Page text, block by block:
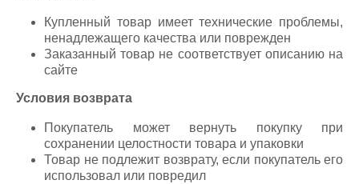
Купленный товар имеет технические проблемы,
ненадлежащего качества или поврежден
Заказанный товар не соответствует описанию на
сайте
Условия возврата
Покупатель может вернуть покупку при
сохранении целостности товара и упаковки
Товар не подлежит возврату, если покупатель его
использовал или повредил